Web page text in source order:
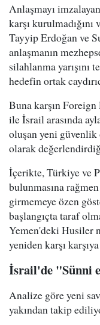
Anlaşmayı
karşı
Tayyip Erdoğan ve
anlaşmanın
silahlanma yarışını
hedefin ortak
Buna karşın
ile İsrail arasında
oluşan yeni
olarak
İçerikte, Türkiye ve
bulunmasına
girmemeye özen
başlangıçta taraf
Yemen'deki Husiler
yeniden karşı
İsrail'de "Sünni
Analize göre yeni
yakından takip